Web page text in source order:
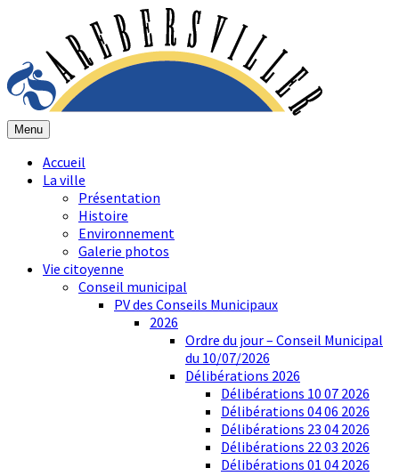
Menu
Accueil
La ville
Présentation
Histoire
Environnement
Galerie photos
Vie citoyenne
Conseil municipal
PV des Conseils Municipaux
2026
Ordre du jour – Conseil Municipal
du 10/07/2026
Délibérations 2026
Délibérations 10 07 2026
Délibérations 04 06 2026
Délibérations 23 04 2026
Délibérations 22 03 2026
Délibérations 01 04 2026